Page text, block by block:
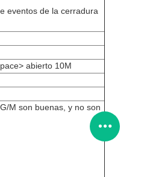
eventos de la cerradura
abierto 10M
M son buenas, y no son